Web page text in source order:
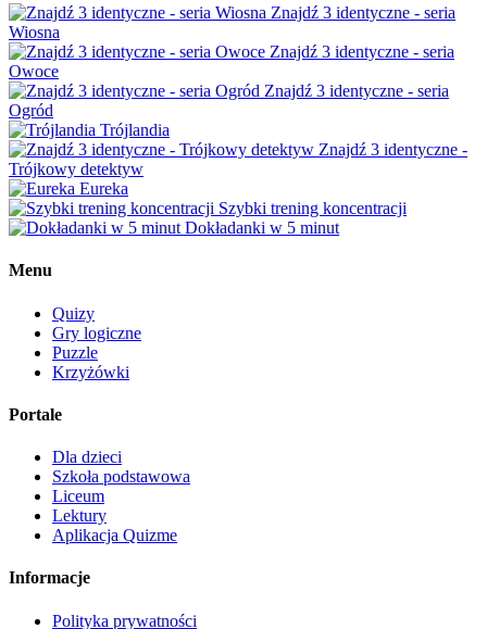
Znajdź 3 identyczne - seria
Wiosna
Znajdź 3 identyczne - seria
Owoce
Znajdź 3 identyczne - seria
Ogród
Trójlandia
Znajdź 3 identyczne -
Trójkowy detektyw
Eureka
Szybki trening koncentracji
Dokładanki w 5 minut
Menu
Quizy
Gry logiczne
Puzzle
Krzyżówki
Portale
Dla dzieci
Szkoła podstawowa
Liceum
Lektury
Aplikacja Quizme
Informacje
Polityka prywatności